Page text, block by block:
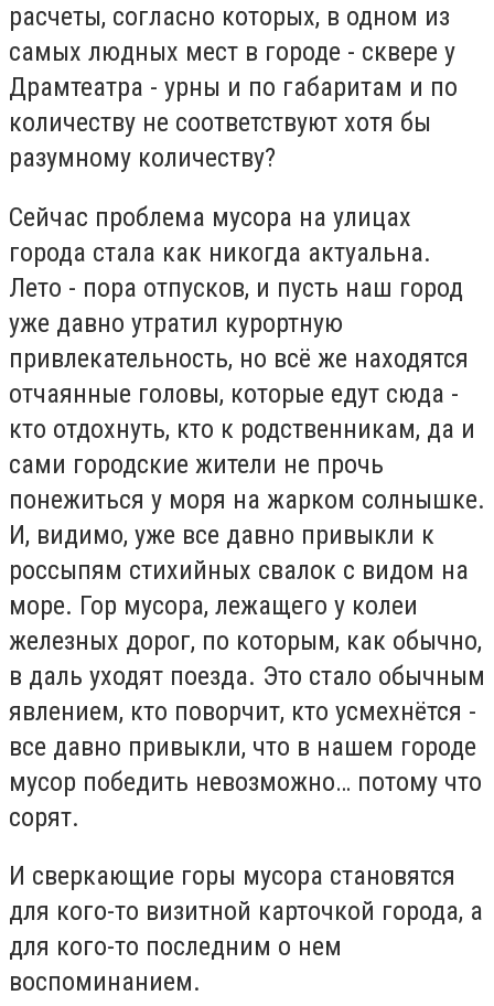
расчеты, согласно которых, в одном из
самых людных мест в городе - сквере у
Драмтеатра - урны и по габаритам и по
количеству не соответствуют хотя бы
разумному количеству?
Сейчас проблема мусора на улицах
города стала как никогда актуальна.
Лето - пора отпусков, и пусть наш город
уже давно утратил курортную
привлекательность, но всё же находятся
отчаянные головы, которые едут сюда -
кто отдохнуть, кто к родственникам, да и
сами городские жители не прочь
понежиться у моря на жарком солнышке.
И, видимо, уже все давно привыкли к
россыпям стихийных свалок с видом на
море. Гор мусора, лежащего у колеи
железных дорог, по которым, как обычно,
в даль уходят поезда. Это стало обычным
явлением, кто поворчит, кто усмехнётся -
все давно привыкли, что в нашем городе
мусор победить невозможно… потому что
сорят.
И сверкающие горы мусора становятся
для кого-то визитной карточкой города, а
для кого-то последним о нем
воспоминанием.